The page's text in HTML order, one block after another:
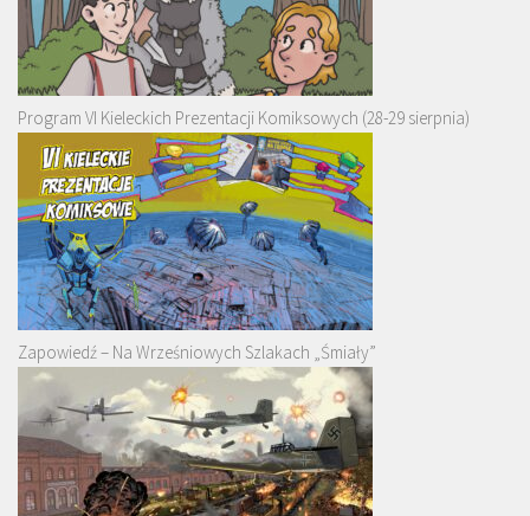
Program VI Kieleckich Prezentacji Komiksowych (28-29 sierpnia)
Zapowiedź – Na Wrześniowych Szlakach „Śmiały”